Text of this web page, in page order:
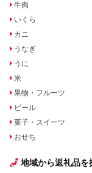
牛肉
いくら
カニ
うなぎ
うに
米
果物・フルーツ
ビール
菓子・スイーツ
おせち
地域から返礼品を